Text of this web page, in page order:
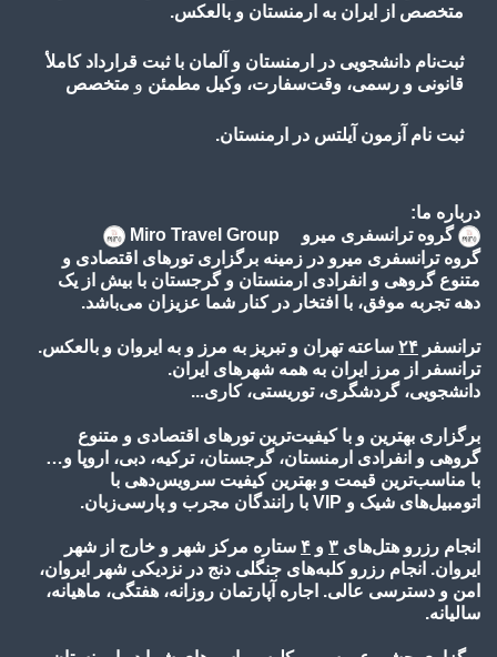
متخصص از ایران به ارمنستان و بالعکس.
ثبت‌نام دانشجویی در ارمنستان و آلمان با ثبت قرارداد کاملأ
قانونی و رسمی، وقت‌سفارت، وکیل مطمئن و متخصص
ثبت نام آزمون آیلتس در ارمنستان.
درباره ما:
گروه ترانسفری میرو Miro Travel Group
گروه ترانسفری میرو در زمینه برگزاری تورهای اقتصادی و
متنوع گروهی و انفرادی ارمنستان و گرجستان با بیش از یک
دهه تجربه موفق، با افتخار در کنار شما عزیزان می‌باشد.
ترانسفر ۲۴ ساعته تهران و تبریز به مرز و به ایروان و بالعکس.
ترانسفر از مرز ایران به همه شهرهای ایران.
دانشجویی، گردشگری، توریستی، کاری...
برگزاری بهترین و با کیفیت‌ترین تورهای اقتصادی و متنوع
گروهی و انفرادی ارمنستان، گرجستان، ترکیه، دبی، اروپا و…
با مناسب‌ترین قیمت و بهترین کیفیت سرویس‌دهی با
اتومبیل‌های شیک و VIP با رانندگان مجرب و پارسی‌زبان.
انجام رزرو هتل‌های ۳ و ۴ ستاره مرکز شهر و خارج از شهر
ایروان. انجام رزرو کلبه‌های جنگلی دنج در نزدیکی شهر ایروان،
امن و دسترسی عالی. اجاره آپارتمان روزانه، هفتگی، ماهیانه،
سالیانه.